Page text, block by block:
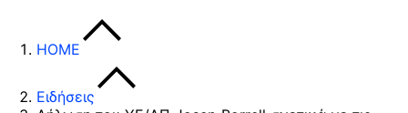
HOME
Ειδήσεις